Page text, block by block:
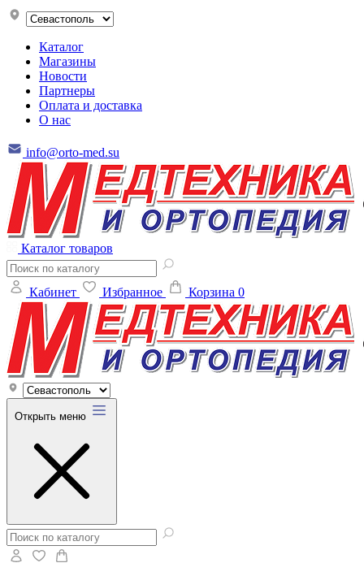
Каталог
Магазины
Новости
Партнеры
Оплата и доставка
О нас
info@orto-med.su
Каталог товаров
Кабинет Избранное Корзина 0
Открыть меню